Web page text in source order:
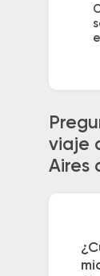
viaje
Aires